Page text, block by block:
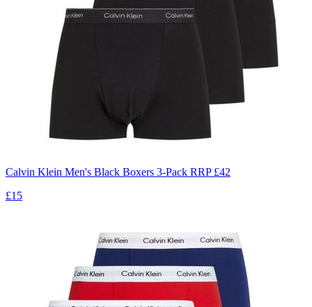
Calvin Klein Men's Black Boxers 3-Pack RRP £42
£15